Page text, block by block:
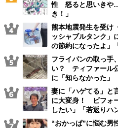
性 怒ると思いきや
き！」
熊本地震発生を受け
ッシャブルタンク
の節約になったよ」
フライパンの取っ手
い？ ティファール
に「知らなかった」
妻に「ハゲてる」
に大変身！ ビフォ
したい」「若返りハ
“おかっぱ”に悩む